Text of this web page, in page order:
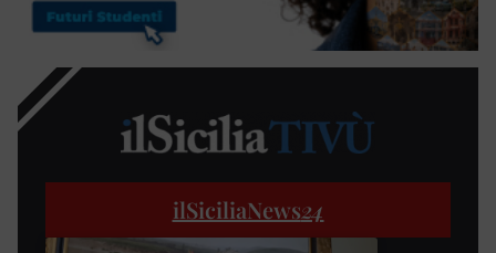
ilSiciliaNews24